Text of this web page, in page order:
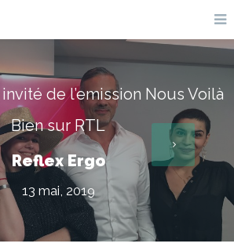
de l’emission Nous Voilà
Bien sur RTL
Reflex Ergo
13 mai, 2019